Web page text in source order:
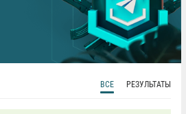
ВСЕ РЕЗУЛЬТАТЫ